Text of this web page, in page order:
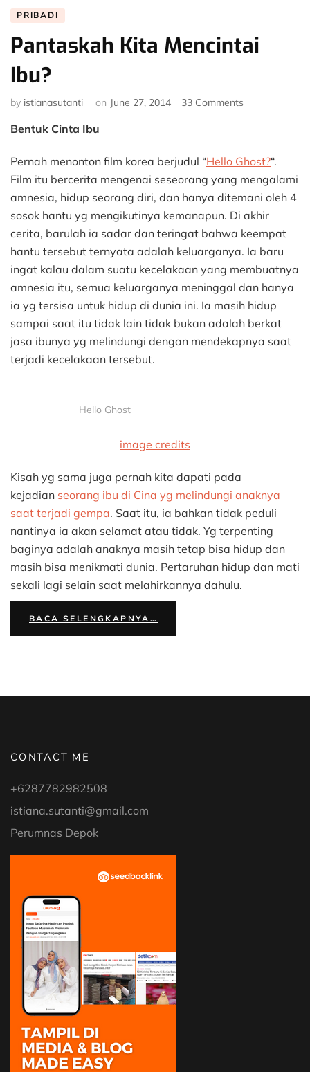
PRIBADI
Pantaskah Kita Mencintai
Ibu?
by istianasutanti on June 27, 2014 33 Comments
Ibu?
Bentuk Cinta Ibu
Pernah menonton film korea berjudul “Hello Ghost?“.
Film itu bercerita mengenai seseorang yang mengalami
amnesia, hidup seorang diri, dan hanya ditemani oleh 4
sosok hantu yg mengikutinya kemanapun. Di akhir
cerita, barulah ia sadar dan teringat bahwa keempat
hantu tersebut ternyata adalah keluarganya. Ia baru
ingat kalau dalam suatu kecelakaan yang membuatnya
amnesia itu, semua keluarganya meninggal dan hanya
ia yg tersisa untuk hidup di dunia ini. Ia masih hidup
sampai saat itu tidak lain tidak bukan adalah berkat
jasa ibunya yg melindungi dengan mendekapnya saat
terjadi kecelakaan tersebut.
Hello Ghost
image credits
Kisah yg sama juga pernah kita dapati pada
kejadian seorang ibu di Cina yg melindungi anaknya
saat terjadi gempa. Saat itu, ia bahkan tidak peduli
nantinya ia akan selamat atau tidak. Yg terpenting
baginya adalah anaknya masih tetap bisa hidup dan
masih bisa menikmati dunia. Pertaruhan hidup dan mati
sekali lagi selain saat melahirkannya dahulu.
BACA SELENGKAPNYA…
CONTACT ME
+6287782982508
istiana.sutanti@gmail.com
Perumnas Depok